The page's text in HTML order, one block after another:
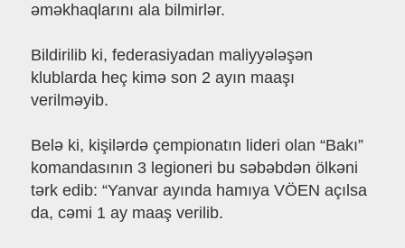
əməkhaqlarını ala bilmirlər.
Bildirilib ki, federasiyadan maliyyələşən
klublarda heç kimə son 2 ayın maaşı
verilməyib.
Belə ki, kişilərdə çempionatın lideri olan “Bakı”
komandasının 3 legioneri bu səbəbdən ölkəni
tərk edib: “Yanvar ayında hamıya VÖEN açılsa
da, cəmi 1 ay maaş verilib.